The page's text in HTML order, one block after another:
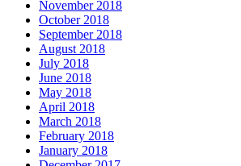
November 2018
October 2018
September 2018
August 2018
July 2018
June 2018
May 2018
April 2018
March 2018
February 2018
January 2018